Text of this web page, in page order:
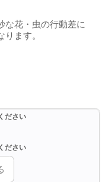
な花・虫の行動差に
ます。
ださい
ださい